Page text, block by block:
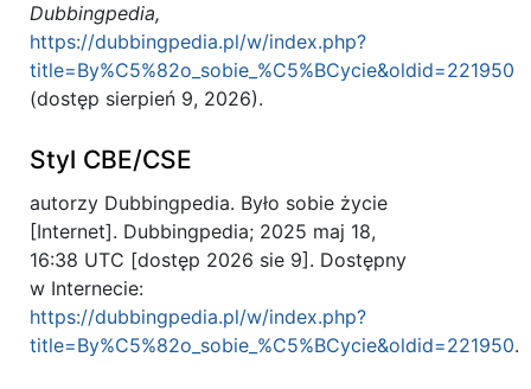
Dubbingpedia,
https://dubbingpedia.pl/w/index.php?
title=By%C5%82o_sobie_%C5%BCycie&oldid=221950
(dostęp sierpień 9, 2026).
Styl CBE/CSE
autorzy Dubbingpedia. Było sobie życie
[Internet]. Dubbingpedia; 2025 maj 18,
16:38 UTC [dostęp 2026 sie 9]. Dostępny
w Internecie:
https://dubbingpedia.pl/w/index.php?
title=By%C5%82o_sobie_%C5%BCycie&oldid=221950.